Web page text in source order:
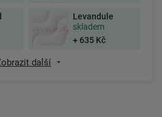
Levandule
skladem
+ 635 Kč
další